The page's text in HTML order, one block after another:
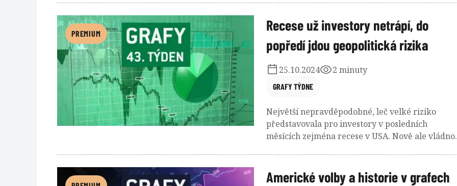
investoři letos hodně fandí USA. To přesto, že
analytiků upozorňuje na stále větší koncentraci
tamního akciového trhu.
PREMIUM
Recese už investory netrápí, do
popředí jdou geopolitická rizika
GRAFY TÝDNE
25.10.2024 2 minuty
Největší nepravděpodobné, leč velké riziko
představovala pro investory v posledních
měsících zejména recese v USA. Nově ale
hlavně technologie.
Americké volby a historie v grafech